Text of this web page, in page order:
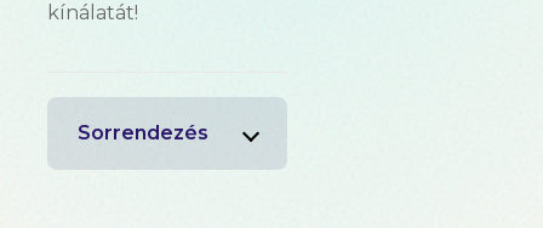
kínálatát!
Sorrendezés